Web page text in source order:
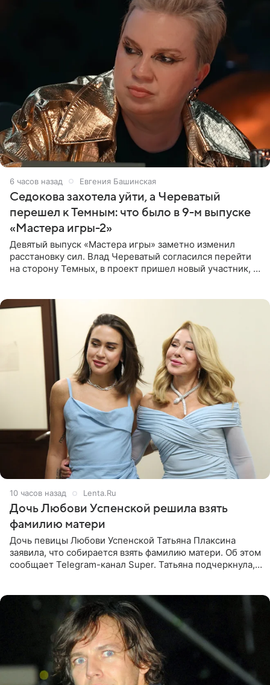
6 часов назад Евгения Башинская
Седокова захотела уйти, а Череватый
перешел к Темным: что было в 9-м выпуске
«Мастера игры-2»
Девятый выпуск «Мастера игры» заметно изменил
расстановку сил. Влад Череватый согласился перейти
на сторону Темных, в проект пришел новый участник, а
10 часов назад Lenta.Ru
Дочь Любови Успенской решила взять
фамилию матери
Дочь певицы Любови Успенской Татьяна Плаксина
заявила, что собирается взять фамилию матери. Об этом
сообщает Telegram-канал Super. Татьяна подчеркнула,